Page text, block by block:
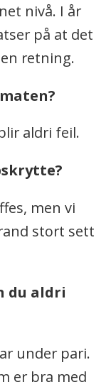
nivå. I år
på at det
retning.
aldri feil.
men vi
stort sett
du aldri
under pari.
er bra med